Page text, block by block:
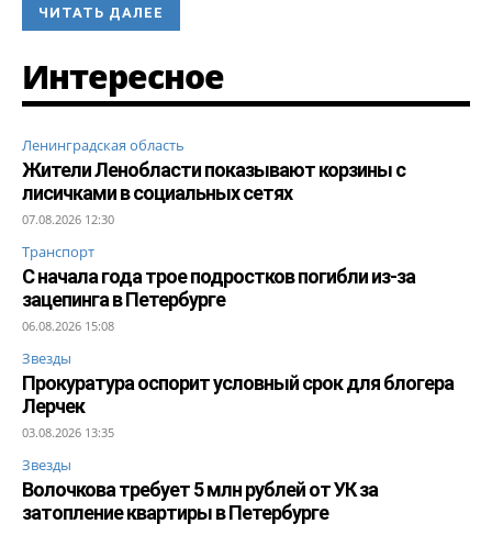
ЧИТАТЬ ДАЛЕЕ
Интересное
Ленинградская область
Жители Ленобласти показывают корзины с
лисичками в социальных сетях
07.08.2026 12:30
Транспорт
С начала года трое подростков погибли из-за
зацепинга в Петербурге
06.08.2026 15:08
Звезды
Прокуратура оспорит условный срок для блогера
Лерчек
03.08.2026 13:35
Звезды
Волочкова требует 5 млн рублей от УК за
затопление квартиры в Петербурге